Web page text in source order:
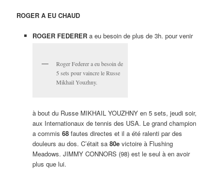
ROGER A EU CHAUD
ROGER FEDERERa eu besoin de plus de 3h. pour venir
Roger Federer a eu besoin de
5 sets pour vaincre le Russe
Mikhail Youzhny.
à bout du Russe MIKHAIL YOUZHNY en 5 sets, jeudi soir,
aux Internationaux de tennis des USA. Le grand champion
a commis 68fautes directes et il a été ralenti par des
douleurs au dos. C’était sa 80evictoire à Flushing
Meadows. JIMMY CONNORS (98) est le seul à en avoir
plus que lui.